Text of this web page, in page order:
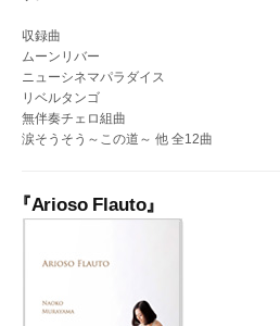
収録曲
ムーンリバー
ニューシネマパラダイス
リベルタンゴ
無伴奏チェロ組曲
涙そうそう～この道～ 他 全12曲
Arioso Flauto』